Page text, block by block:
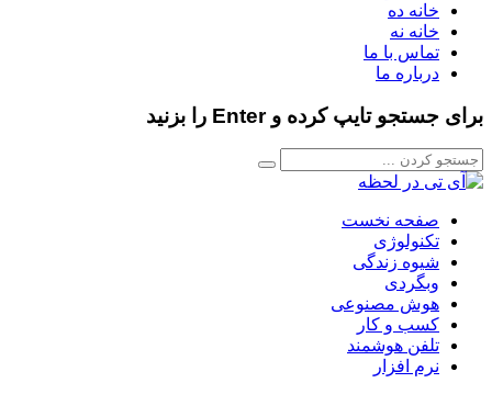
خانه ده
خانه نه
تماس با ما
درباره ما
برای جستجو تایپ کرده و Enter را بزنید
صفحه نخست
تکنولوژی
شیوه زندگی
وبگردی
هوش مصنوعی
کسب و کار
تلفن هوشمند
نرم افزار